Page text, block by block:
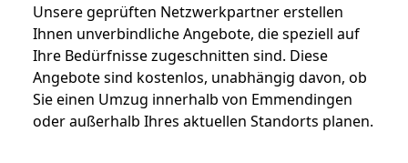
Unsere geprüften Netzwerkpartner erstellen
Ihnen unverbindliche Angebote, die speziell auf
Ihre Bedürfnisse zugeschnitten sind. Diese
Angebote sind kostenlos, unabhängig davon, ob
Sie einen Umzug innerhalb von Emmendingen
oder außerhalb Ihres aktuellen Standorts planen.